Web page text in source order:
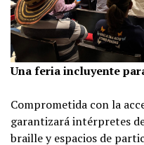
Una feria incluyente
Comprometida con la
garantizará intérpretes
braille y espacios de